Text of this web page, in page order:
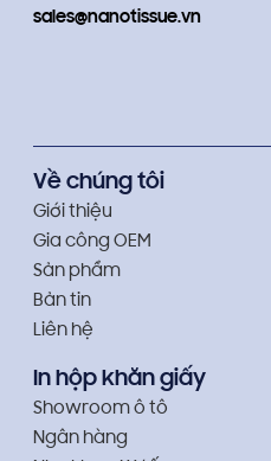
sales@nanotissue.vn
Về chúng tôi
Giới thiệu
Gia công OEM
Sản phẩm
Bản tin
Liên hệ
In hộp khăn giấy
Showroom ô tô
Ngân hàng